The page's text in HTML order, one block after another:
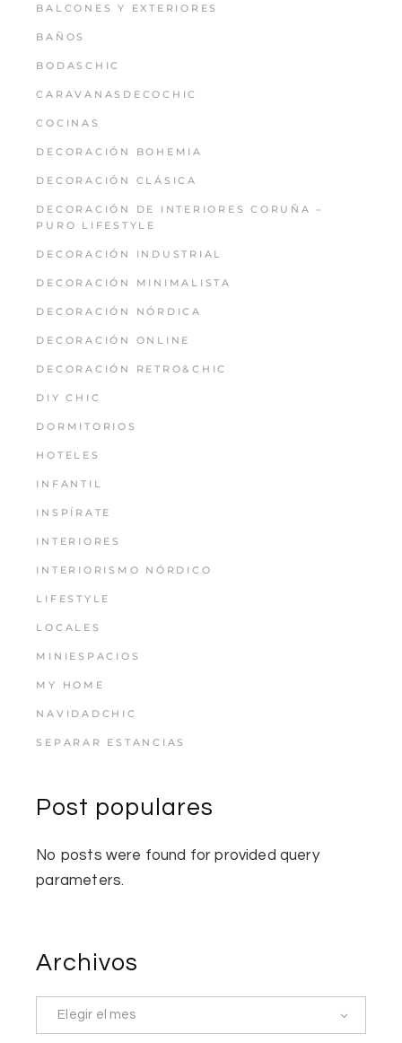
BALCONES Y EXTERIORES
BAÑOS
BODASCHIC
CARAVANASDECOCHIC
COCINAS
DECORACIÓN BOHEMIA
DECORACIÓN CLÁSICA
DECORACIÓN DE INTERIORES CORUÑA –
PURO LIFESTYLE
DECORACIÓN INDUSTRIAL
DECORACIÓN MINIMALISTA
DECORACIÓN NÓRDICA
DECORACIÓN ONLINE
DECORACIÓN RETRO&CHIC
DIY CHIC
DORMITORIOS
HOTELES
INFANTIL
INSPÍRATE
INTERIORES
INTERIORISMO NÓRDICO
LIFESTYLE
LOCALES
MINIESPACIOS
MY HOME
NAVIDADCHIC
SEPARAR ESTANCIAS
Post populares
No posts were found for provided query
parameters.
Archivos
Elegir el mes